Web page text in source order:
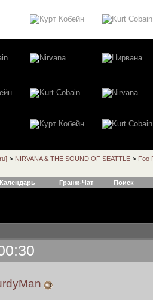
> NIRVANA & THE SOUND OF SEATTLE > Foo
Календарь Гранж-Чат Поиск